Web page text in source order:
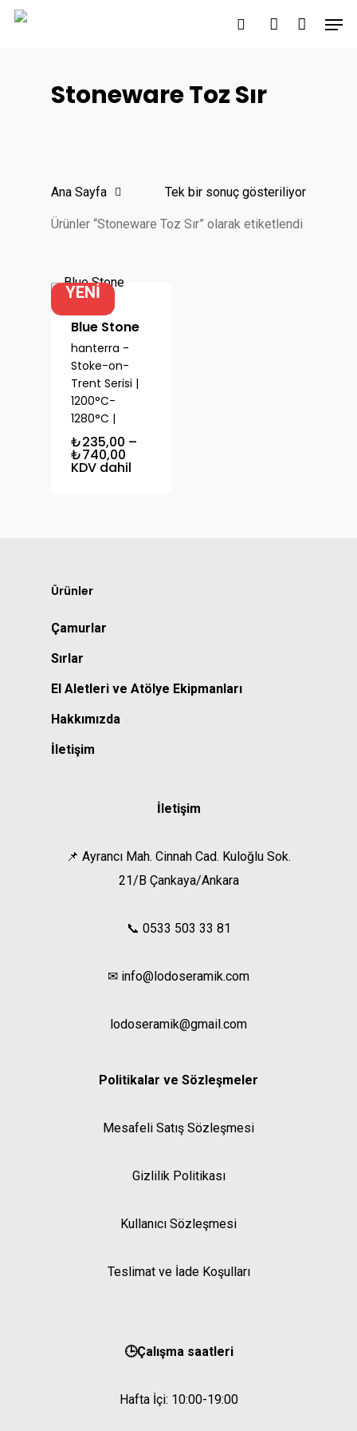
Skip
Stoneware Toz Sır
Tek bir sonuç gösteriliyor
Ana Sayfa
Ürünler “Stoneware Toz Sır” olarak etiketlendi
YENİ
Blue Stone
hanterra -
Stoke-on-
Trent Serisi |
1200°C-
1280°C |
₺235,00 –
₺740,00
aralığı:
KDV dahil
Ürünler
Çamurlar
Sırlar
El Aletleri ve Atölye Ekipmanları
Hakkımızda
İletişim
İletişim
📌 Ayrancı Mah. Cinnah Cad. Kuloğlu Sok.
21/B Çankaya/Ankara
📞 0533 503 33 81
✉ info@lodoseramik.com
lodoseramik@gmail.com
Politikalar ve Sözleşmeler
Mesafeli Satış Sözleşmesi
Gizlilik Politikası
Kullanıcı Sözleşmesi
Teslimat ve İade Koşulları
🕒Çalışma saatleri
Hafta İçi: 10:00-19:00